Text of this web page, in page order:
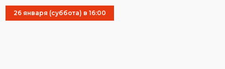
26 января (суббота) в 16:00